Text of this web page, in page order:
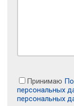
Принимаю
персональных
персональных